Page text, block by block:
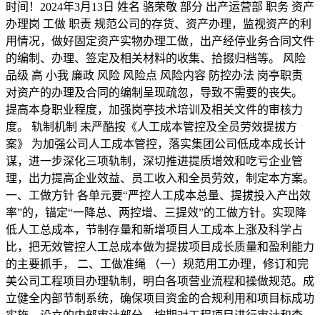
时间！2024年3月13日 姓名 骆荣敬 部分 出产运营部 职务 资产
办理岗 工做 职责 规范公司的存货、资产办理，监视资产的利
用情况，做好固定资产实物办理工做，出产经停业务合同文件
的编制、办理、签定及相关材料的收集、拾掇归档等。 风险
品级 高 小我 廉政 风险 风险点 风险内容 防控办法 岗亭职责
对资产的办理及合同的编制呈现疏忽，导致不需要的丧失。
提高本身职业程度，加强岗亭技术培训及相关文件的审核力
度。 轨制机制 未严酷按《人工成本管控及全员劳效提拔方
案》 为加强公司人工成本管控，落实集团公司低成本成长计
谋，进一步深化三项轨制，深切推进提质增效和吃亏企业管
理，出力提高企业效益、员工收入和全员劳效，制定本方案。
一、工做方针 各单元要“严控人工成本总量、提拔投入产出效
率”的，锚定“一降总、两控增、三提效”的工做方针。实现降
低人工总成本，节制存量和新增项目人工成本上涨及科学占
比，把无效管控人工总成本做为提拔项目成长质量和盈利能力
的主要抓手， 二、工做准绳 （一）规范用工办理，修订和完
美公司工程项目办理轨制，明白各项营业流程和操做规范。成
立健全内部节制系统，确保项目资金的合规利用和项目标成功